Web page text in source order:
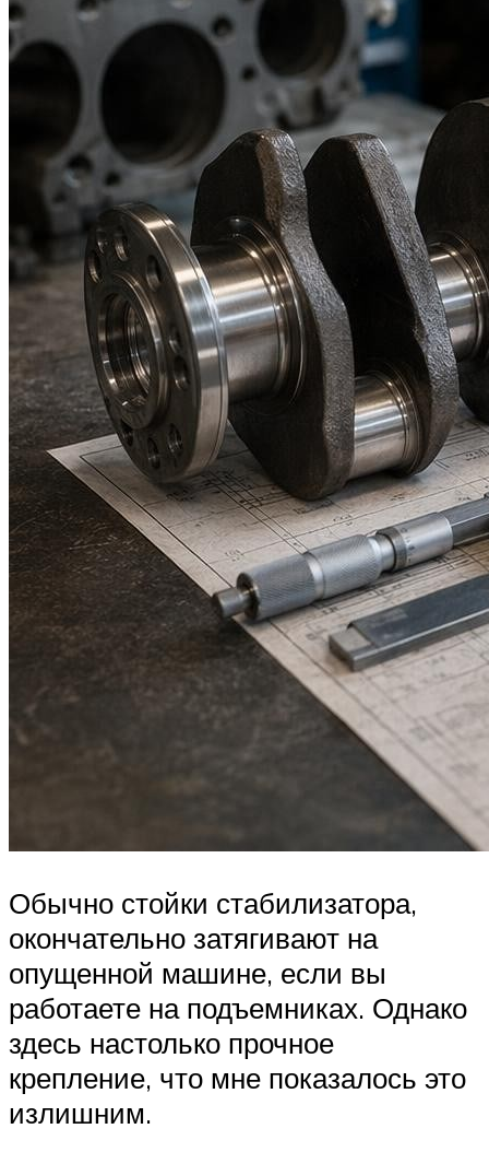
Обычно стойки стабилизатора,
окончательно затягивают на
опущенной машине, если вы
работаете на подъемниках. Однако
здесь настолько прочное
крепление, что мне показалось это
излишним.